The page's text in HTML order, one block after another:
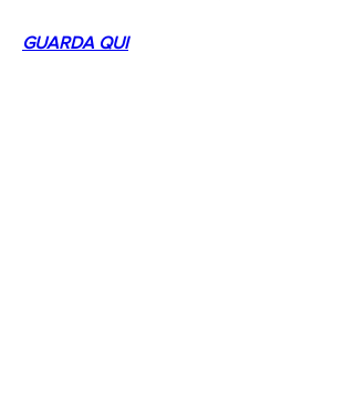
GUARDA QUI